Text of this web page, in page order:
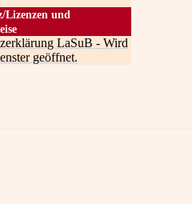
Lizenzen und
LaSuB - Wird
geöffnet.